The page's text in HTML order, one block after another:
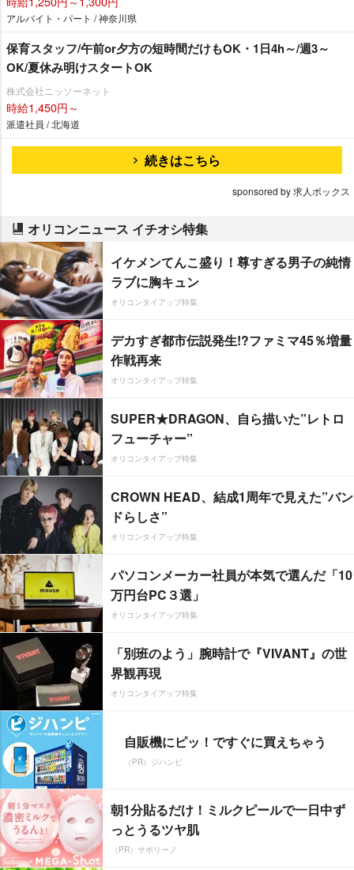
アルバイト・パート / 神奈川県
保育スタッフ/午前or夕方の短時間だけもOK・1日4h～/週3～
OK/夏休み明けスタートOK
株式会社ニッソーネット
時給1,450円～
派遣社員 / 北海道
続きはこちら
sponsored by 求人ボックス
オリコンニュース イチオシ特集
イケメンてんこ盛り！尊すぎる男子の純情
ラブに胸キュン
オリコンタイアップ特集
デカすぎ都市伝説発生!?ファミマ45％増量
作戦再来
オリコンタイアップ特集
SUPER★DRAGON、自ら描いた”レトロ
フューチャー”
オリコンタイアップ特集
CROWN HEAD、結成1周年で見えた”バン
ドらしさ”
オリコンタイアップ特集
パソコンメーカー社員が本気で選んだ「10
万円台PC３選」
オリコンタイアップ特集
「別班のよう」腕時計で『VIVANT』の世
界観再現
オリコンタイアップ特集
自販機にピッ！ですぐに買えちゃう
（PR）ジハンピ
朝1分貼るだけ！ミルクピールで一日中ず
っとうるツヤ肌
（PR）サボリーノ